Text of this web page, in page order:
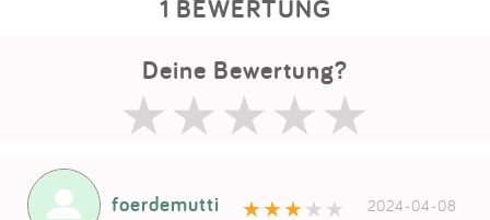
1 BEWERTUNG
Deine Bewertung?
foerdemutti 2024-04-08